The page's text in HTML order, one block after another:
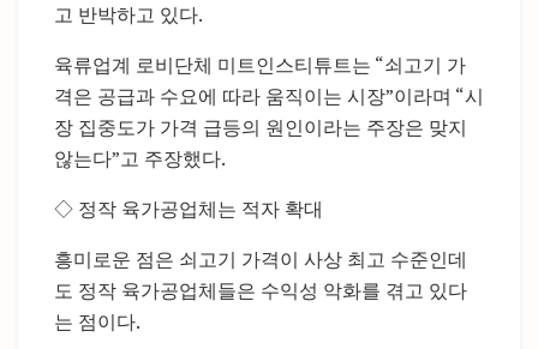
고 반박하고 있다.
육류업계 로비단체 미트인스티튜트는 “쇠고기 가
격은 공급과 수요에 따라 움직이는 시장”이라며 “시
장 집중도가 가격 급등의 원인이라는 주장은 맞지
않는다”고 주장했다.
◇ 정작 육가공업체는 적자 확대
흥미로운 점은 쇠고기 가격이 사상 최고 수준인데
도 정작 육가공업체들은 수익성 악화를 겪고 있다
는 점이다.